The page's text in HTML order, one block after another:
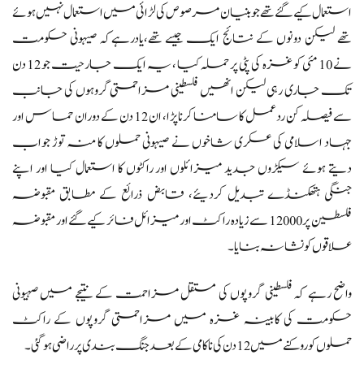
استعمال کیے گئے تھے جو بنیان مرصوص کی لڑائی میں استعمال نہیں ہوئے
تھے لیکن دونوں کے نتائج ایک جیسے تھے،یادرہےکہ صیہونی حکومت
نے 10 مئی کو غزہ کی پٹی پر حملہ کیا ، یہ ایک جارحیت جو 12 دن
تک جاری رہی لیکن انھیں فلسطینی مزاحمتی گروہوں کی جانب
سے فیصلہ کن ردعمل کا سامنا کرنا پڑا، ان 12 دن کے دوران حماس اور
جہاد اسلامی کی عسکری شاخوں نے صیہونی حملوں کا منہ توڑ جواب
دیتے ہوئے سیکڑوں جدید میزائلوں اور راکٹوں کا استعمال کیا اور اپنے
جنگی ہتھکنڈے تبدیل کردیئے، قابض ذرائع کے مطابق مقبوضہ
فلسطین پر 12000 سے زیادہ راکٹ اور میزائل فائر کیے گئےاور مقبوضہ
علاقوں کو نشانہ بنایا۔
واضح رہے کہ فلسطینی گروپوں کی مستقل مزاحمت کے نتیجے میں صہیونی
حکومت کی کابینہ غزہ میں مزاحمتی گروپوں کے راکٹ
حملوں کو روکنے میں 12 دن کی ناکامی کے بعد جنگ بندی پر راضی ہوگئی۔